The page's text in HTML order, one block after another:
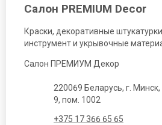
Салон PREMIUM Decor
Краски, декоративные
инструмент и укрывочные
Салон ПРЕМИУМ Декор
220069 Беларусь, г.
9, пом. 1002
+375 17 366 65 65